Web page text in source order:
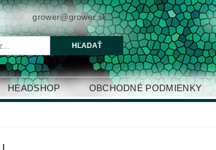
grower@grower.sk
HEADSHOP OBCHODNÉ PODMIENKY